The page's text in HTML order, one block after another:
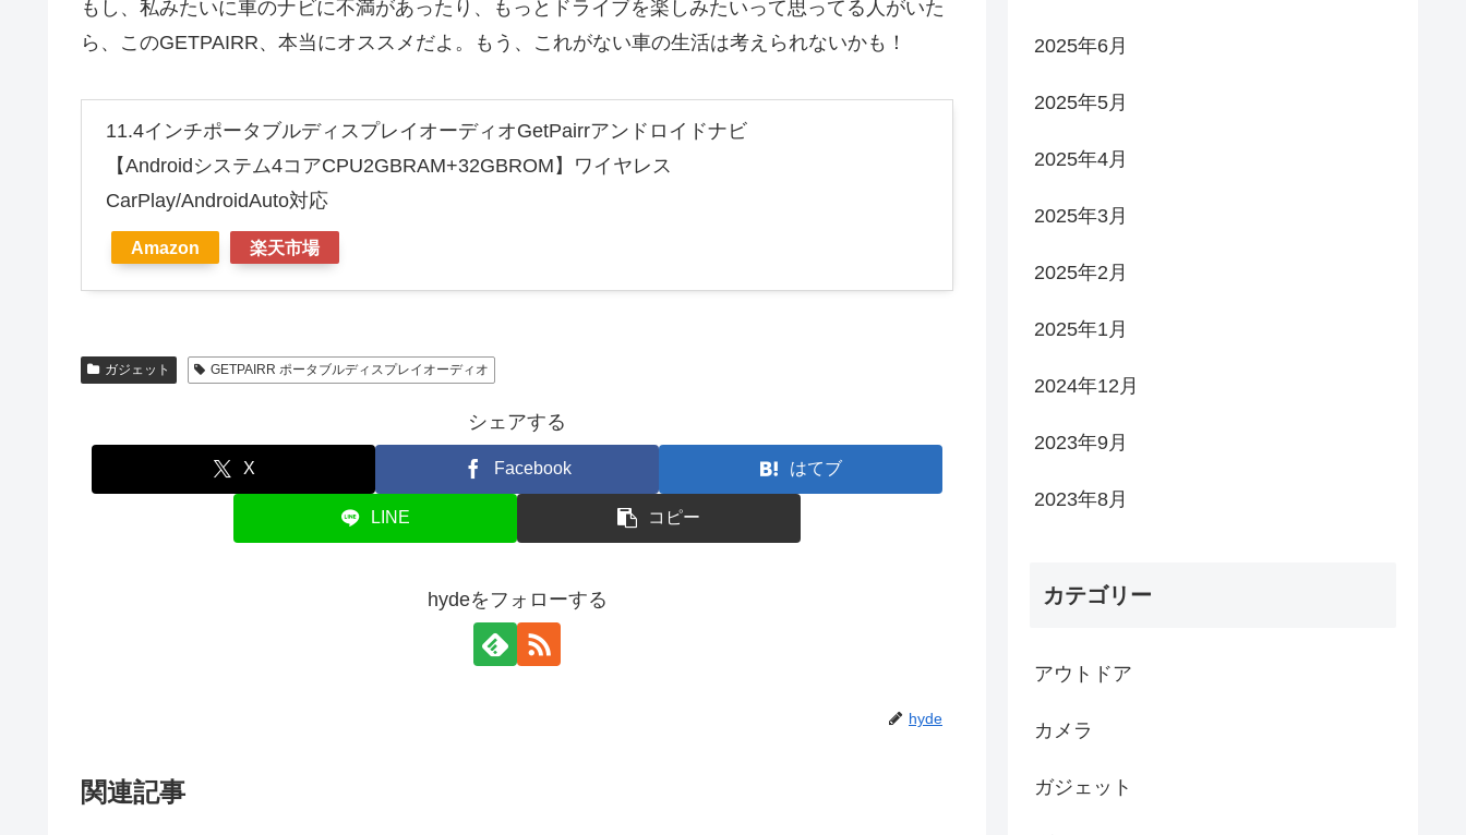
もし、私みたいに車のナビに不満があったり、もっとドライブを楽しみたいって思ってる人がいた
ら、このGETPAIRR、本当にオススメだよ。もう、これがない車の生活は考えられないかも！
11.4インチポータブルディスプレイオーディオGetPairrアンドロイドナビ
【Androidシステム4コアCPU2GBRAM+32GBROM】ワイヤレス
CarPlay/AndroidAuto対応
Amazon 楽天市場
ガジェット GETPAIRR ポータブルディスプレイオーディオ
シェアする
X Facebook はてブ
LINE コピー
hydeをフォローする
hyde
関連記事
2025年6月
2025年5月
2025年4月
2025年3月
2025年2月
2025年1月
2024年12月
2023年9月
2023年8月
カテゴリー
アウトドア
カメラ
ガジェット